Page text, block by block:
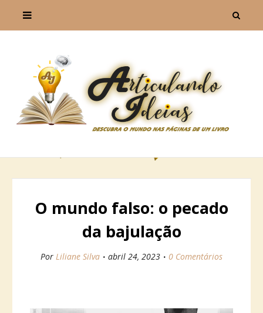
O mundo falso: o pecado
da bajulação
Por Liliane Silva abril 24, 2023 0 Comentários